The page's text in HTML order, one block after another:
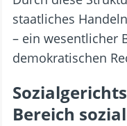
staatliches
– ein wesentlicher
demokratischen
Bereich